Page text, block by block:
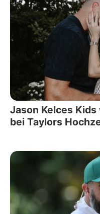
Jason Kelces
bei Taylors